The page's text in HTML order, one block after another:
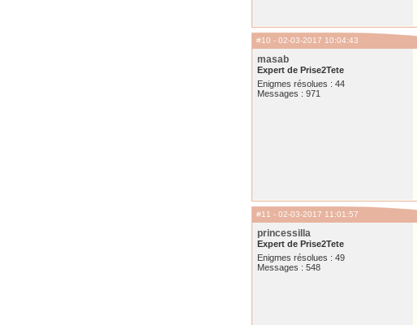
#10 - 02-03-2017 10:04:43
masab
Expert de Prise2Tete
Enigmes résolues : 44
Messages : 971
#11 - 02-03-2017 11:01:57
princessilla
Expert de Prise2Tete
Enigmes résolues : 49
Messages : 548